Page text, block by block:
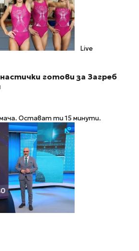
Live
готови за Загреб
мача. Остават ти 15 минути.